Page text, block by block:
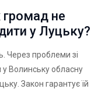
громад не
у Луцьку?
Через проблеми зі
Волинську обласну
Закон гарантує їй